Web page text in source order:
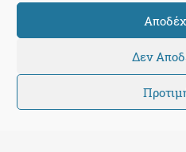
Δεν
του στο Truth Social, το
σύμφωνα με το οποίο τα
εξαντλούνται, απειλώντας